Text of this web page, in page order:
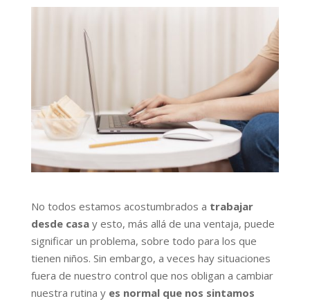
No todos estamos acostumbrados a trabajar
desde casay esto, más allá de una ventaja, puede
significar un problema, sobre todo para los que
tienen niños. Sin embargo, a veces hay situaciones
fuera de nuestro control que nos obligan a cambiar
nuestra rutina y es normal que nos sintamos